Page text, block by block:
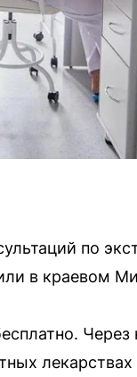
по
в краевом
лекарствах